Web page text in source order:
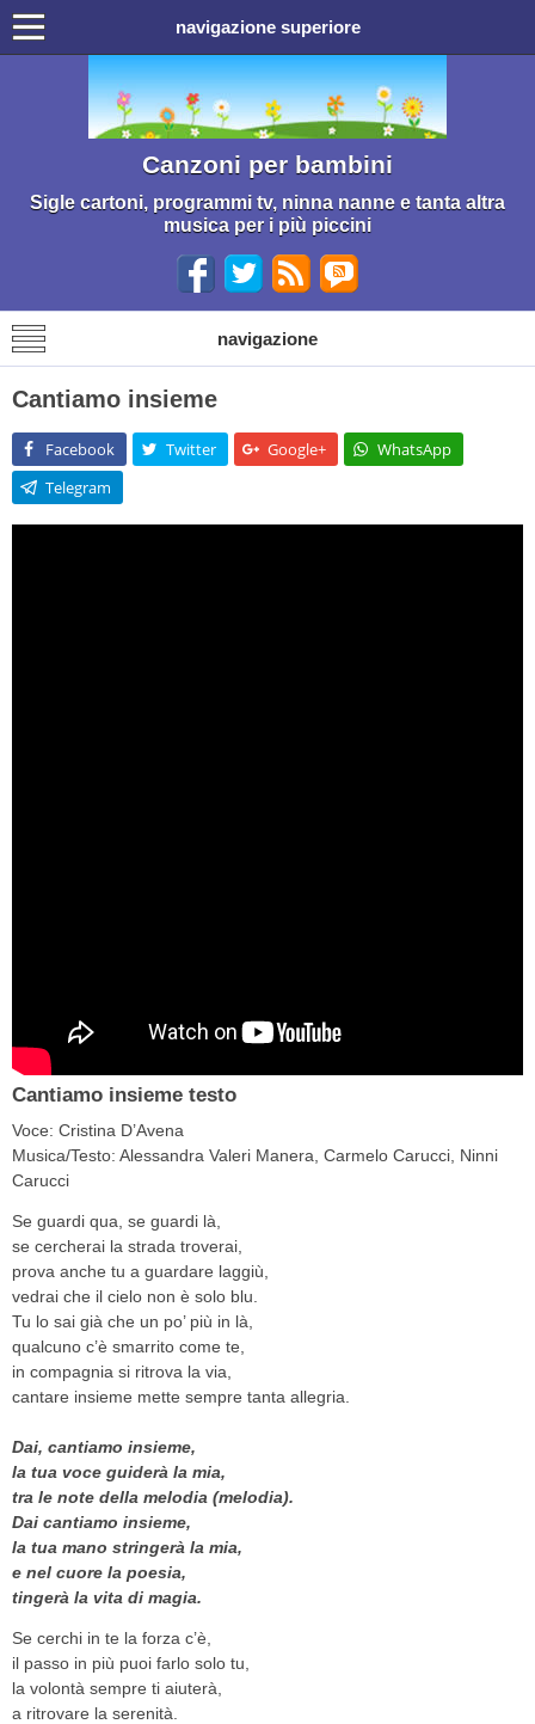
navigazione superiore
Canzoni per bambini
Sigle cartoni, programmi tv, ninna nanne e tanta altra
musica per i più piccini
navigazione
Cantiamo insieme
Facebook Twitter Google+
WhatsApp
Telegram
Cantiamo insieme testo
Voce: Cristina D’Avena
Musica/Testo: Alessandra Valeri Manera, Carmelo Carucci, Ninni
Carucci
Se guardi qua, se guardi là,
se cercherai la strada troverai,
prova anche tu a guardare laggiù,
vedrai che il cielo non è solo blu.
Tu lo sai già che un po’ più in là,
qualcuno c’è smarrito come te,
in compagnia si ritrova la via,
cantare insieme mette sempre tanta allegria.
Dai, cantiamo insieme,
la tua voce guiderà la mia,
tra le note della melodia (melodia).
Dai cantiamo insieme,
la tua mano stringerà la mia,
e nel cuore la poesia,
tingerà la vita di magia.
Se cerchi in te la forza c’è,
il passo in più puoi farlo solo tu,
la volontà sempre ti aiuterà,
a ritrovare la serenità.